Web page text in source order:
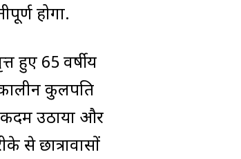
होगा.
हुए 65 वर्षीय
कुलपति
उठाया और
से छात्रावासों